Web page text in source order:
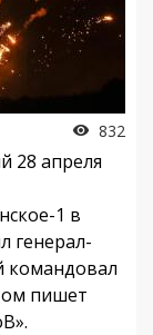
832
28 апреля
1 в
генерал-
командовал
пишет